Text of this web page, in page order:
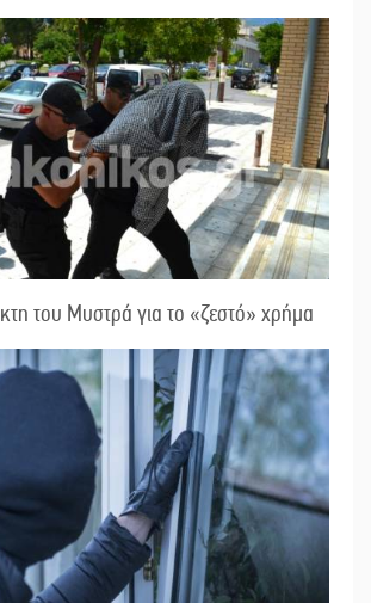
του Μυστρά για το «ζεστό» χρήμα